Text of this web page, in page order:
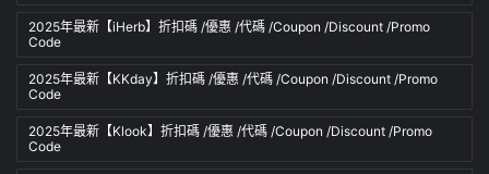
2025年最新【iHerb】折扣碼 /優惠 /代碼 /Coupon /Discount /Promo
Code
2025年最新【KKday】折扣碼 /優惠 /代碼 /Coupon /Discount /Promo
Code
2025年最新【Klook】折扣碼 /優惠 /代碼 /Coupon /Discount /Promo
Code